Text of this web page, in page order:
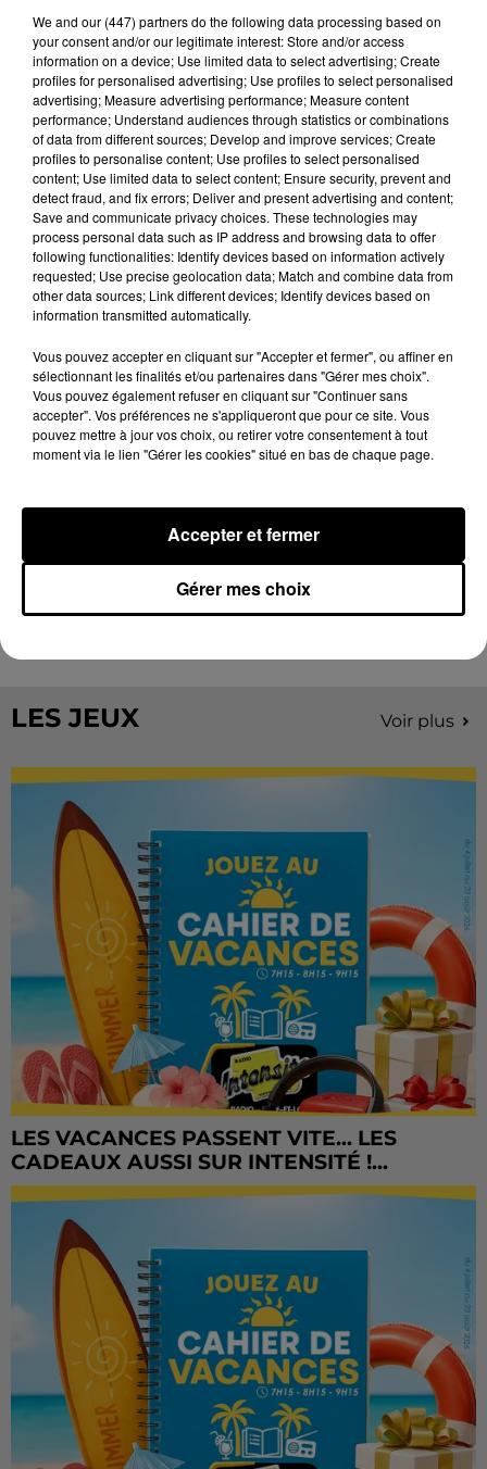
Une casse automobile partiellement
embrasée à Auneau
« chômage technique pour neuf personnes » après le
sinistre, qui a également fait un blessé.
LE GRAND FORMAT Voir plus
Stars'Terre 2026 : Philippe Palmieri dévoile
les ambitions d'un...
À quelques semaines de la première édition de
LES JEUX Voir plus
LES VACANCES PASSENT VITE... LES
CADEAUX AUSSI SUR INTENSITÉ !...
We and our (447) partnersdo the following data processing based on
your consent and/or our legitimate interest: Store and/or access
information on a device; Use limited data to select advertising; Create
profiles for personalised advertising; Use profiles to select personalised
advertising; Measure advertising performance; Measure content
performance; Understand audiences through statistics or combinations
of data from different sources; Develop and improve services; Create
profiles to personalise content; Use profiles to select personalised
content; Use limited data to select content; Ensure security, prevent and
detect fraud, and fix errors; Deliver and present advertising and content;
Save and communicate privacy choices. These technologies may
process personal data such as IP address and browsing data to offer
following functionalities: Identify devices based on information actively
requested; Use precise geolocation data; Match and combine data from
other data sources; Link different devices; Identify devices based on
information transmitted automatically.
Vous pouvez accepter en cliquant sur "Accepter et fermer", ou affiner en
sélectionnant les finalités et/ou partenaires dans "Gérer mes choix".
Vous pouvez également refuser en cliquant sur "Continuer sans
accepter". Vos préférences ne s'appliqueront que pour ce site. Vous
pouvez mettre à jour vos choix, ou retirer votre consentement à tout
moment via le lien "Gérer les cookies" situé en bas de chaque page.
Gérer mes choix
Accepter et fermer